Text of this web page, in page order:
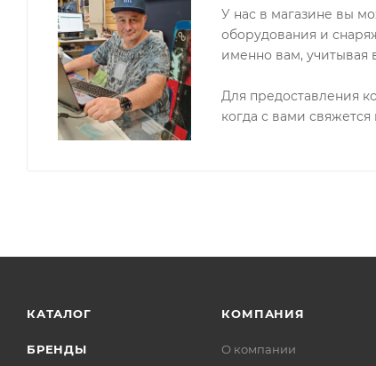
У нас в магазине вы
оборудования и
именно вам, учитывая
Для предоставления
когда с вами свяжется
КАТАЛОГ
БРЕНДЫ
КОМПАНИЯ
О компании